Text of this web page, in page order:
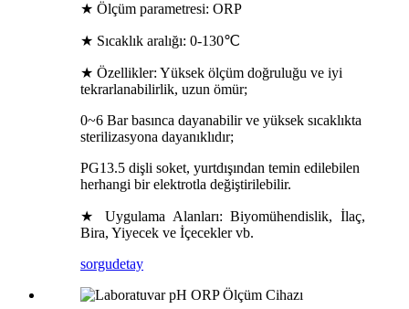
★ Ölçüm parametresi: ORP
★ Sıcaklık aralığı: 0-130℃
★ Özellikler: Yüksek ölçüm doğruluğu ve iyi
tekrarlanabilirlik, uzun ömür;
0~6 Bar basınca dayanabilir ve yüksek sıcaklıkta
sterilizasyona dayanıklıdır;
PG13.5 dişli soket, yurtdışından temin edilebilen
herhangi bir elektrotla değiştirilebilir.
★ Uygulama Alanları: Biyomühendislik, İlaç,
Bira, Yiyecek ve İçecekler vb.
sorgudetay